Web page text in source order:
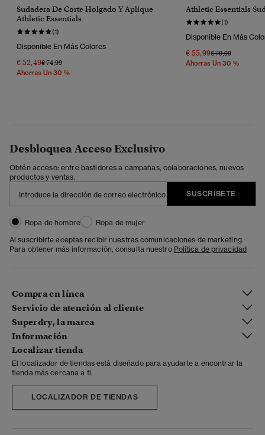
Sudadera De Corte Holgado Y Aplique
Athletic Essentials
(1)
Disponible En Más Colores
€ 52,49Precio Rebajado De
€ 74,99A
Ahorras Un 30 %
Athletic Essentials
(1)
Disponible En Más
€ 55,99Precio Rebajado
€ 79,99A
Ahorras Un 30 %
Desbloquea Acceso Exclusivo
Obtén acceso: entre bastidores a campañas, colaboraciones, nuevos
productos y ventas.
SUSCRÍBETE
Ropa de hombre
Ropa de mujer
Al suscribirte aceptas recibir nuestras comunicaciones de marketing.
Para obtener más información, consulta nuestro Política de privacidad
Compra en línea
Servicio de atención al cliente
Superdry, la marca
Información
Localizar tienda
El localizador de tiendas está diseñado para ayudarte a encontrar la
tienda más cercana a ti.
LOCALIZADOR DE TIENDAS